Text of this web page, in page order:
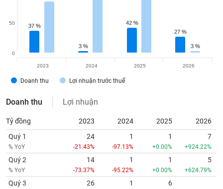
37 %
37 %
3 %
3 %
42 %
42 %
27 %
27 %
3 %
3 %
Doanh thu Lợi nhuận trước thuế
0
50
2023 2024 2025 2026
Doanh thu Lợi nhuận
Tỷ đồng 2023 2024 2025
2026
Quý 1
% YoY
24
-21.43%
1
-97.13%
1
+0.00%
7
+924.22%
Quý 2
% YoY
14
-73.37%
1
-95.22%
1
+0.00%
5
+624.79%
Quý 3 26 1 6